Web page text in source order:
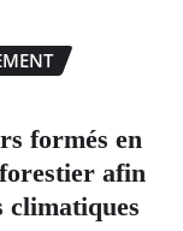
formés en
afin
climatiques